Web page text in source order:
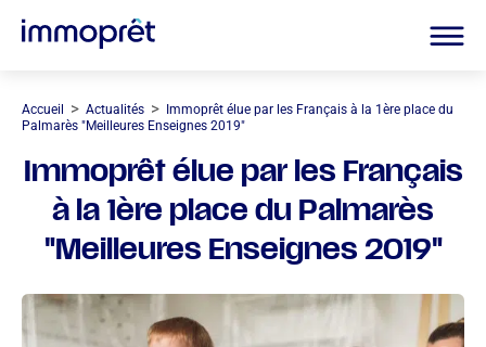
Accueil > Actualités >
Immoprêt élue par les Français à la 1ère place du
Palmarès "Meilleures Enseignes 2019"
Immoprêt élue par les Français
à la 1ère place du Palmarès
"Meilleures Enseignes 2019"